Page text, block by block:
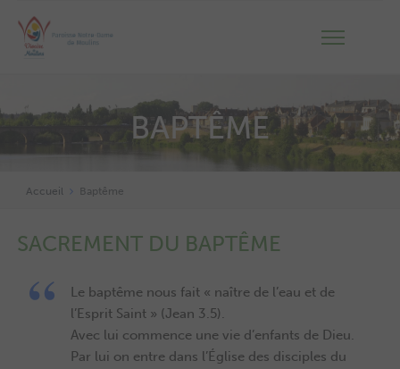
BAPTÊME
Accueil Baptême
SACREMENT DU BAPTÊME
Le baptême nous fait « naître de l’eau et de
l’Esprit Saint » (Jean 3.5).
Avec lui commence une vie d’enfants de Dieu.
Par lui on entre dans l’Église des disciples du